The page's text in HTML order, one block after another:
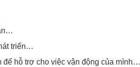
triển…
để hỗ trợ cho việc vận động của mình…